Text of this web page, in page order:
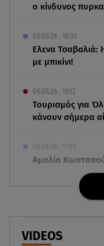
ο κίνδυνος
06.08.26 , 18:30
Ελενα
με μπικίνι!
06.08.26 , 18:12
Τουρισμός για
κάνουν σήμερα
06.08.26 , 17:53
Αμαλία
στο
Mercedes-Benz
VIDEOS